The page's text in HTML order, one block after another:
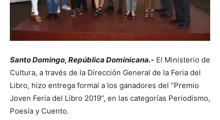
Santo Domingo, República Dominicana.- El Ministerio de
Cultura, a través de la Dirección General de la Feria del
Libro, hizo entrega formal a los ganadores del “Premio
Joven Feria del Libro 2019”, en las categorías Periodismo,
Poesía y Cuento.